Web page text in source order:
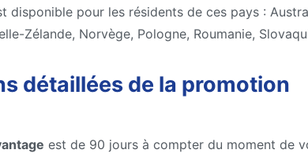
disponible pour les résidents de ces pays :
Zélande, Norvège, Pologne, Roumanie,
détaillées de la promotion
est de 90 jours à compter du moment de